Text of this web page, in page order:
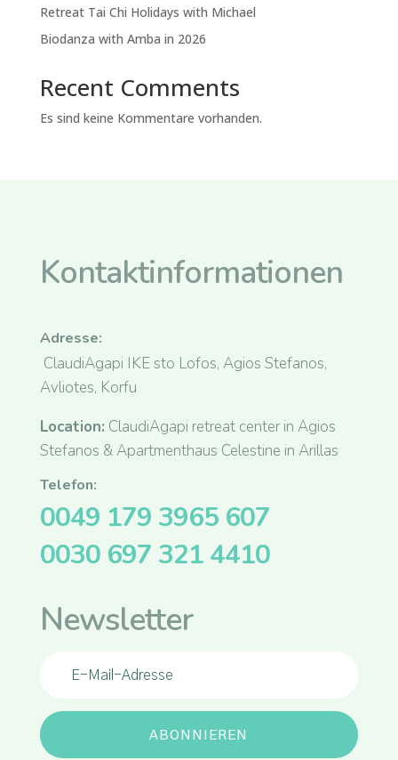
Retreat Tai Chi Holidays with Michael
Biodanza with Amba in 2026
Recent Comments
Es sind keine Kommentare vorhanden.
Kontaktinformationen
Adresse:
ClaudiAgapi IKE sto Lofos, Agios Stefanos,
Avliotes, Korfu
Location: ClaudiAgapi retreat center in Agios
Stefanos & Apartmenthaus Celestine in Arillas
Telefon:
0049 179 3965 607
0030 697 321 4410
Newsletter
ABONNIEREN